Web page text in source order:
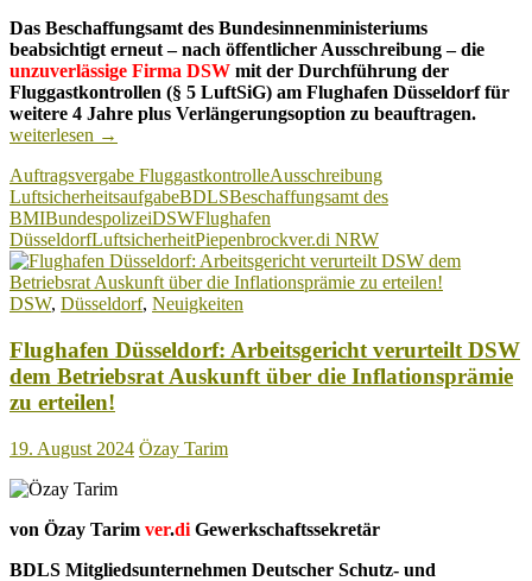
Das Beschaffungsamt des Bundesinnenministeriums
beabsichtigt erneut – nach öffentlicher Ausschreibung – die
unzuverlässige Firma DSW mit der Durchführung der
Fluggastkontrollen (§ 5 LuftSiG) am Flughafen Düsseldorf für
weitere 4 Jahre plus Verlängerungsoption zu beauftragen.
weiterlesen →
Auftragsvergabe FluggastkontrolleAusschreibung
LuftsicherheitsaufgabeBDLSBeschaffungsamt des
BMIBundespolizeiDSWFlughafen
DüsseldorfLuftsicherheitPiepenbrockver.di NRW
DSW, Düsseldorf, Neuigkeiten
Flughafen Düsseldorf: Arbeitsgericht verurteilt DSW
dem Betriebsrat Auskunft über die Inflationsprämie
zu erteilen!
19. August 2024 Özay Tarim
von Özay Tarim ver.di Gewerkschaftssekretär
BDLS Mitgliedsunternehmen Deutscher Schutz- und